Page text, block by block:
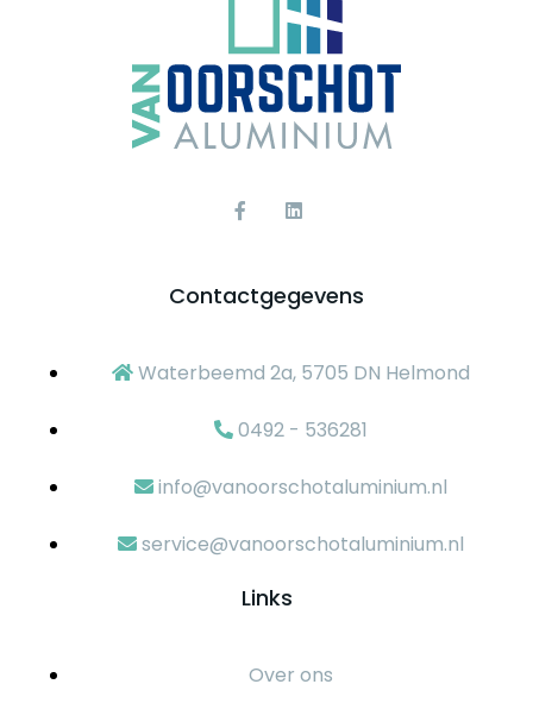
Contactgegevens
Waterbeemd 2a, 5705 DN Helmond
0492 - 536281
info@vanoorschotaluminium.nl
service@vanoorschotaluminium.nl
Links
Over ons